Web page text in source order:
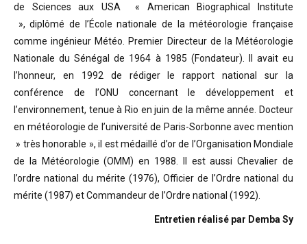
de Sciences aux USA « American Biographical Institute
», diplômé de l’École nationale de la météorologie française
comme ingénieur Météo. Premier Directeur de la Météorologie
Nationale du Sénégal de 1964 à 1985 (Fondateur). Il avait eu
l’honneur, en 1992 de rédiger le rapport national sur la
conférence de l’ONU concernant le développement et
l’environnement, tenue à Rio en juin de la même année.
Docteur
en météorologie de l’université de Paris-Sorbonne avec mention
» très honorable », il est médaillé d’or de l’Organisation Mondiale
de la Météorologie (OMM) en 1988. Il est aussi Chevalier de
l’ordre national du mérite (1976), Officier de l’Ordre national du
mérite (1987) et Commandeur de l’Ordre national (1992).
Entretien réalisé par Demba Sy